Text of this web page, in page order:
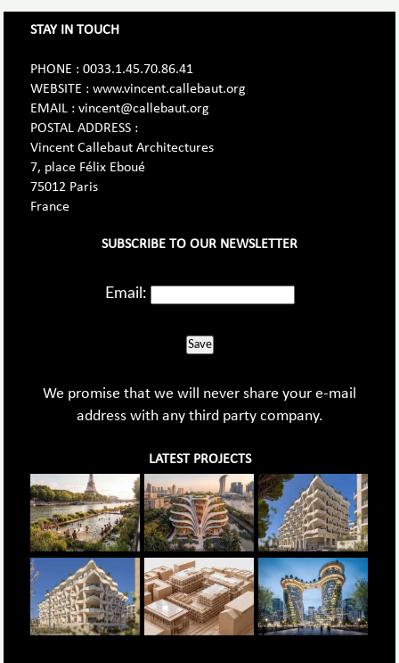
STAY IN TOUCH
PHONE : 0033.1.45.70.86.41
WEBSITE : www.vincent.callebaut.org
EMAIL : vincent@callebaut.org
POSTAL ADDRESS :
Vincent Callebaut Architectures
7, place Félix Eboué
75012 Paris
France
SUBSCRIBE TO OUR NEWSLETTER
Email:
Save
We promise that we will never share your e-mail
address with any third party company.
LATEST PROJECTS